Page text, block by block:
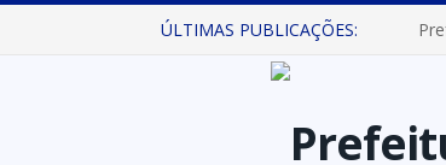
ÚLTIMAS PUBLICAÇÕES: